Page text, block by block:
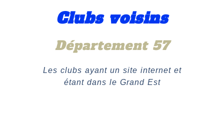
Clubs voisins
Département 57
Les clubs ayant un site internet et
étant dans le Grand Est